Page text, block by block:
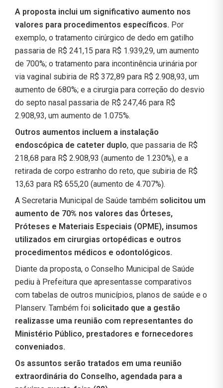
A proposta inclui um significativo aumento nos
valores para procedimentos específicos. Por
exemplo, o tratamento cirúrgico de dedo em gatilho
passaria de R$ 241,15 para R$ 1.939,29, um aumento
de 700%; o tratamento para incontinência urinária por
via vaginal subiria de R$ 372,89 para R$ 2.908,93, um
aumento de 680%; e a cirurgia para correção do desvio
do septo nasal passaria de R$ 247,46 para R$
2.908,93, um aumento de 1.075%.
Outros aumentos incluem a instalação
endoscópica de cateter duplo, que passaria de R$
218,68 para R$ 2.908,93 (aumento de 1.230%), e a
retirada de corpo estranho do reto, que subiria de R$
13,63 para R$ 655,20 (aumento de 4.707%).
A Secretaria Municipal de Saúde também solicitou um
aumento de 70% nos valores das Órteses,
Próteses e Materiais Especiais (OPME), insumos
utilizados em cirurgias ortopédicas e outros
procedimentos médicos e odontológicos.
Diante da proposta, o Conselho Municipal de Saúde
pediu à Prefeitura que apresentasse comparativos
com tabelas de outros municípios, planos de saúde e o
Planserv. Também foi solicitado que a gestão
realizasse uma reunião com representantes do
Ministério Público, prestadores e fornecedores
conveniados.
Os assuntos serão tratados em uma reunião
extraordinária do Conselho, agendada para a